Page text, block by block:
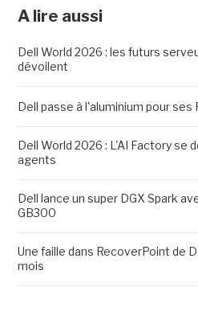
A lire aussi
Dell World 2026 : les futurs
dévoilent
Dell passe à l'aluminium pour ses
Dell World 2026 : L'AI Factory se
agents
Dell lance un super DGX Spark
GB300
Une faille dans RecoverPoint de
mois